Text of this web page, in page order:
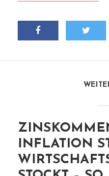
INFLATION